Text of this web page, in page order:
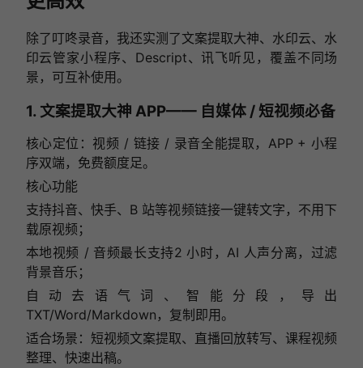
除了叮咚录音，我还实测了文案提取大神、水印云、水
印云管家小程序、Descript、讯飞听见，覆盖不同场
景，可互补使用。
1. 文案提取大神 APP—— 自媒体 / 短视频必备
核心定位：视频 / 链接 / 录音全能提取，APP + 小程
序双端，免费额度足。
核心功能
支持抖音、快手、B 站等视频链接一键转文字，不用下
载原视频；
本地视频 / 音频最长支持2 小时，AI 人声分离，过滤
背景音乐；
自动去语气词、智能分段，导出
TXT/Word/Markdown，复制即用。
适合场景：短视频文案提取、直播回放转写、课程视频
整理、快速出稿。